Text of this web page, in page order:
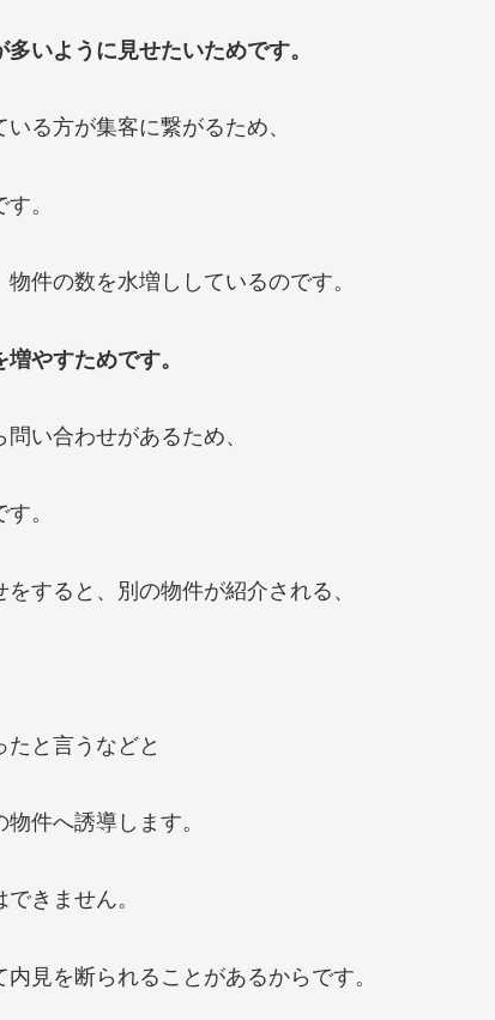
いように見せたいためです。
る方が集客に繋がるため、
。
件の数を水増ししているのです。
やすためです。
い合わせがあるため、
。
すると、別の物件が紹介される、
と言うなどと
件へ誘導します。
きません。
見を断られることがあるからです。